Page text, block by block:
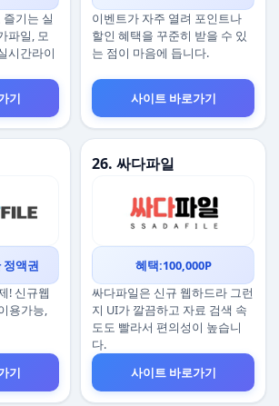
기는 실
파일, 모
시간라이
기
이벤트가 자주 열려 포인트나
할인 혜택을 꾸준히 받을 수 있
는 점이 마음에 듭니다.
사이트 바로가기
정액권
! 신규웹
용가능,
기
26. 싸다파일
혜택:100,000P
싸다파일은 신규 웹하드라 그런
지 UI가 깔끔하고 자료 검색 속
도도 빨라서 편의성이 높습니
다.
사이트 바로가기